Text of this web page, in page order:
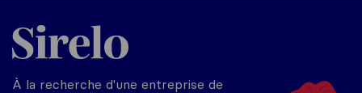
Sirelo.fr
À la recherche d'une entreprise de